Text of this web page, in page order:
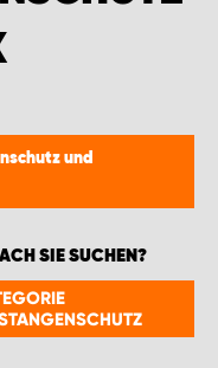
und
SIE SUCHEN?